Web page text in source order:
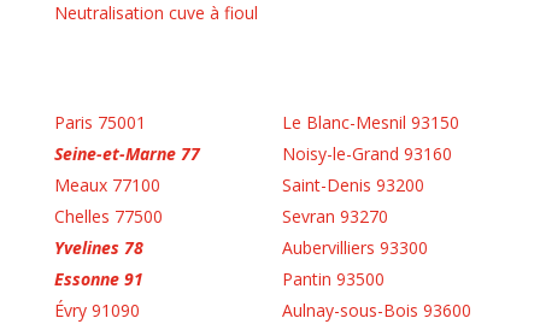
Neutralisation cuve à fioul
Paris 75001
Seine-et-Marne 77
Meaux 77100
Chelles 77500
Yvelines 78
Essonne 91
Évry 91090
Le Blanc-Mesnil 93150
Noisy-le-Grand 93160
Saint-Denis 93200
Sevran 93270
Aubervilliers 93300
Pantin 93500
Aulnay-sous-Bois 93600